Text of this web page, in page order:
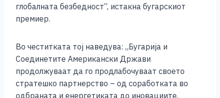
глобалната безбедност“, истакна бугарскиот
премиер.
Во честитката тој наведува: „Бугарија и
Соединетите Американски Држави
продолжуваат да го продлабочуваат своето
стратешко партнерство – од соработката во
одбраната и енергетиката до иновациите,